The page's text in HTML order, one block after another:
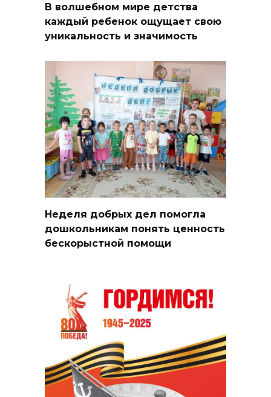
В волшебном мире детства
каждый ребенок ощущает свою
уникальность и значимость
Неделя добрых дел помогла
дошкольникам понять ценность
бескорыстной помощи